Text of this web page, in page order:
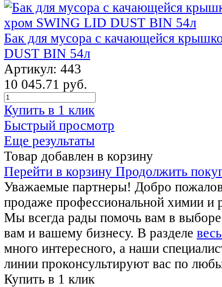
Бак для мусора с качающейся
DUST BIN 54л
Артикул: 443
10 045.71 руб.
Купить в 1 клик
Быстрый просмотр
Еще результаты
Товар добавлен в корзину
Перейти в корзину Продолжить
Уважаемые партнеры! Добро
продаже профессиональной химии и
Мы всегда рады помочь вам в
вам и вашему бизнесу. В разделе
много интересного, а наши
линии проконсультируют вас по
Купить в 1 клик